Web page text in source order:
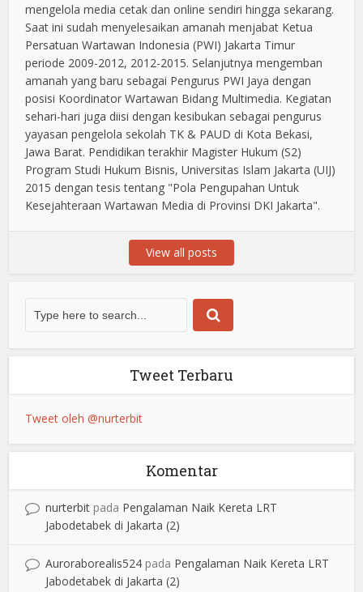
mengelola media cetak dan online sendiri hingga sekarang.
Saat ini sudah menyelesaikan amanah menjabat Ketua
Persatuan Wartawan Indonesia (PWI) Jakarta Timur
periode 2009-2012, 2012-2015. Selanjutnya mengemban
amanah yang baru sebagai Pengurus PWI Jaya dengan
posisi Koordinator Wartawan Bidang Multimedia. Kegiatan
sehari-hari juga diisi dengan kesibukan sebagai pengurus
yayasan pengelola sekolah TK & PAUD di Kota Bekasi,
Jawa Barat. Pendidikan terakhir Magister Hukum (S2)
Program Studi Hukum Bisnis, Universitas Islam Jakarta (UIJ)
2015 dengan tesis tentang "Pola Pengupahan Untuk
Kesejahteraan Wartawan Media di Provinsi DKI Jakarta".
View all posts
Tweet Terbaru
Tweet oleh @nurterbit
Komentar
nurterbit pada Pengalaman Naik Kereta LRT
Jabodetabek di Jakarta (2)
Auroraborealis524 pada Pengalaman Naik Kereta LRT
Jabodetabek di Jakarta (2)